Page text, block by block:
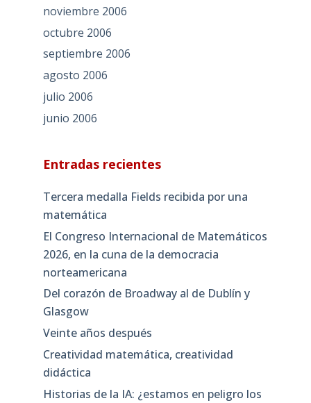
noviembre 2006
octubre 2006
septiembre 2006
agosto 2006
julio 2006
junio 2006
Entradas recientes
Tercera medalla Fields recibida por una
matemática
El Congreso Internacional de Matemáticos
2026, en la cuna de la democracia
norteamericana
Del corazón de Broadway al de Dublín y
Glasgow
Veinte años después
Creatividad matemática, creatividad
didáctica
Historias de la IA: ¿estamos en peligro los